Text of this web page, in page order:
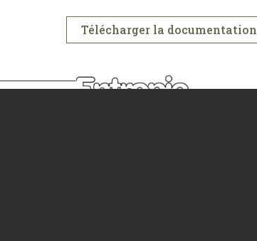
Télécharger la documentation